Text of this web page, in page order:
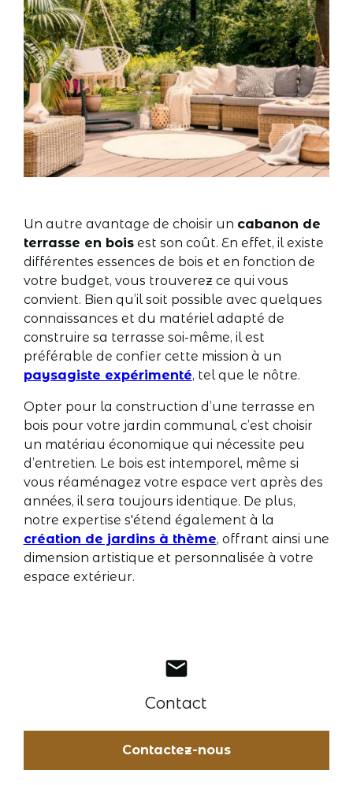
Un autre avantage de choisir un cabanon de
terrasse en boisest son coût. En effet, il existe
différentes essences de bois et en fonction de
votre budget, vous trouverez ce qui vous
convient. Bien qu’il soit possible avec quelques
connaissances et du matériel adapté de
construire sa terrasse soi-même, il est
préférable de confier cette mission à un
paysagiste expérimenté, tel que le nôtre.
Opter pour la construction d’une terrasse en
bois pour votre jardin communal, c’est choisir
un matériau économique qui nécessite peu
d’entretien. Le bois est intemporel, même si
vous réaménagez votre espace vert après des
années, il sera toujours identique. De plus,
notre expertise s'étend également à la
création de jardins à thème, offrant ainsi une
dimension artistique et personnalisée à votre
espace extérieur.
mail
Contact
Contactez-nous